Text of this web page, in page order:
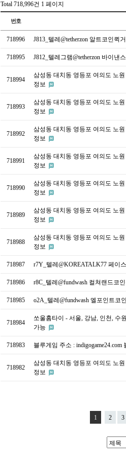
Total 718,996건 1 페이지
번호
718996 J813_텔레@tetherzon 알트코인퀵
718995 J812_텔레그램@tetherzon 바이낸
718994
삼성동 대치동 영등포 여의도 노
정보
718993
삼성동 대치동 영등포 여의도 노
정보
718992
삼성동 대치동 영등포 여의도 노
정보
718991
삼성동 대치동 영등포 여의도 노
정보
718990
삼성동 대치동 영등포 여의도 노
정보
718989
삼성동 대치동 영등포 여의도 노
정보
718988
삼성동 대치동 영등포 여의도 노
정보
718987 r7Y_텔레@KOREATALK77 페이
718986 r8C_텔레@fundwash 컬쳐랜드코
718985 o2A_텔레@fundwash 엘포인트코
718984
쏘울홈타이 - 서울, 강남, 인천, 수
가능
718983 블루게임 주소 : indigogame24.com
718982
삼성동 대치동 영등포 여의도 노
정보
1 2 3